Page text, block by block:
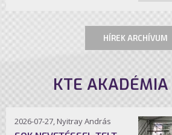
HÍREK ARCHÍVUM
KTE AKADÉMIA
2026-07-27, Nyitray András